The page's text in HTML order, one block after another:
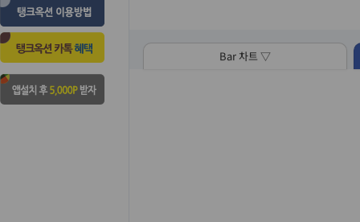
Bar 차트